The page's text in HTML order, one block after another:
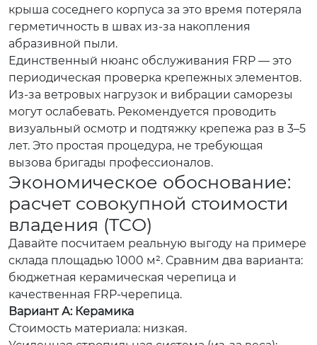
крыша соседнего корпуса за это время потеряла
герметичность в швах из-за накопления
абразивной пыли.
Единственный нюанс обслуживания FRP — это
периодическая проверка крепежных элементов.
Из-за ветровых нагрузок и вибрации саморезы
могут ослабевать. Рекомендуется проводить
визуальный осмотр и подтяжку крепежа раз в 3–5
лет. Это простая процедура, не требующая
вызова бригады профессионалов.
Экономическое обоснование:
расчет совокупной стоимости
владения (TCO)
Давайте посчитаем реальную выгоду на примере
склада площадью 1000 м². Сравним два варианта:
бюджетная керамическая черепица и
качественная FRP-черепица.
Вариант А: Керамика
Стоимость материала: низкая.